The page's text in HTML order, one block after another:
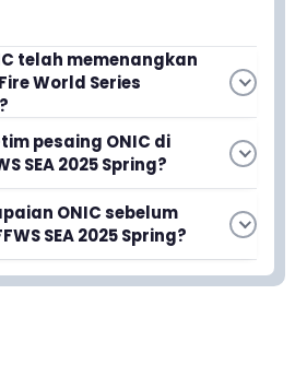
telah memenangkan
World Series
FFWS SEA 2025
prestasi gemilang tim
ini di tingkat regional.
pesaing ONIC di
SEA 2025 Spring?
secara spesifik
di Grand Final, namun
ONIC berhasil
untuk meraih gelar
ONIC sebelum
SEA 2025 Spring?
ada daftar prestasi ONIC